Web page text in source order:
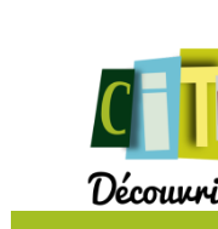
Découvrir, créer, rêver